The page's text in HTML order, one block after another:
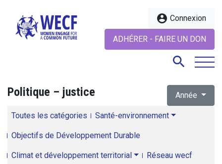
account_circle Connexion
ADHÉRER - FAIRE UN DON
search
Politique – justice Année
Toutes les catégories Santé-environnement
Objectifs de Développement Durable
Climat et développement territorial Réseau wecf